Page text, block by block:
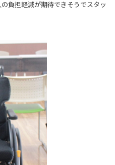
負担軽減が期待できそうでスタッ